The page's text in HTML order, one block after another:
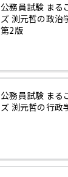
公務員試験 まる
ズ 渕元哲の政治
第2版
公務員試験 まる
ズ 渕元哲の行政